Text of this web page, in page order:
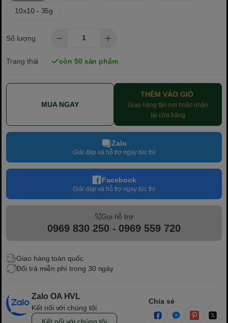
10x10 - 35g
Số lượng
Trạng thái còn 50 sản phẩm
MUA NGAY
THÊM VÀO GIỎ
Giao hàng tận nơi hoặc nhận
tại cửa hàng
Zalo
Giải đáp và hỗ trợ ngay tức thì
Facebook
Giải đáp và hỗ trợ ngay tức thì
Gọi hỗ trợ
0969 830 250 - 0969 559 720
Giao hàng toàn quốc
Đổi trả miễn phí trong 30 ngày
Zalo OA HVL
Kết nối với chúng tôi
Kết nối với chúng tôi
Chia sẻ